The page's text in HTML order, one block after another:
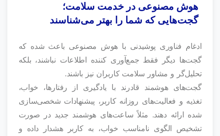
هوش مصنوعی در خدمت سلامت؛
گجت‌هایی که شما را بهتر می‌شناسند
ادغام فناوری پوشیدنی با هوش مصنوعی باعث شده که
گجت‌ها دیگر فقط جمع‌آوری‌ کننده اطلاعات نباشند، بلکه
تحلیل‌گر و مشاور سلامت کاربران نیز باشند.
گجت‌های هوشمند قادرند با یادگیری از رفتارها، خواب،
تغذیه و فعالیت‌های روزانه کاربر، پیشنهادات شخصی‌سازی‌
شده ارائه دهند. مثلاً ساعت‌های هوشمند جدید در صورت
تشخیص الگوی نامناسب خواب، به کاربر هشدار داده و